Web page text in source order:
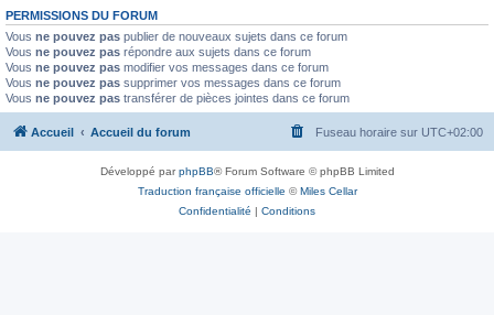
PERMISSIONS DU FORUM
Vous ne pouvez pas publier de nouveaux sujets dans ce forum
Vous ne pouvez pas répondre aux sujets dans ce forum
Vous ne pouvez pas modifier vos messages dans ce forum
Vous ne pouvez pas supprimer vos messages dans ce forum
Vous ne pouvez pas transférer de pièces jointes dans ce forum
Accueil Accueil du forum Fuseau horaire sur UTC+02:00
Développé parphpBB® Forum Software © phpBB Limited
Traduction française officielle ©Miles Cellar
Confidentialité | Conditions